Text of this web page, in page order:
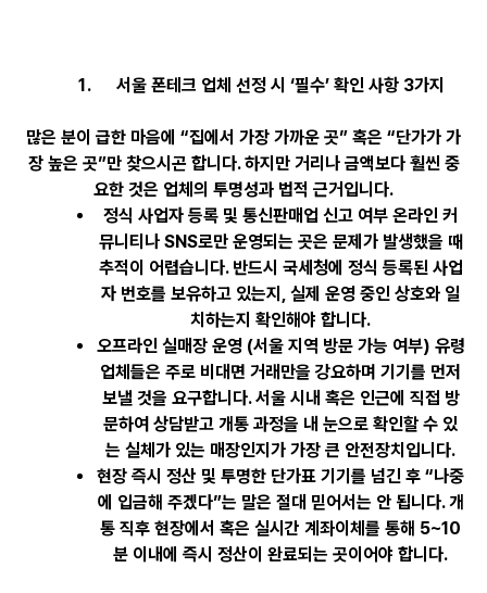
서울 폰테크 업체 선정 시 ‘필수’ 확인 사항 3가지
많은 분이 급한 마음에 “집에서 가장 가까운 곳” 혹은 “단가가 가
장 높은 곳”만 찾으시곤 합니다. 하지만 거리나 금액보다 훨씬 중
요한 것은 업체의 투명성과 법적 근거 입니다.
정식 사업자 등록 및 통신판매업 신고 여부 온라인 커
뮤니티나 SNS로만 운영되는 곳은 문제가 발생했을 때
추적이 어렵습니다. 반드시 국세청에 정식 등록된 사업
자 번호를 보유하고 있는지, 실제 운영 중인 상호와 일
치하는지 확인해야 합니다.
오프라인 실매장 운영 (서울 지역 방문 가능 여부) 유령
업체들은 주로 비대면 거래만을 강요하며 기기를 먼저
보낼 것을 요구합니다. 서울 시내 혹은 인근에 직접 방
문하여 상담받고 개통 과정을 내 눈으로 확인할 수 있
는 실체가 있는 매장인지가 가장 큰 안전장치입니다.
현장 즉시 정산 및 투명한 단가표 기기를 넘긴 후 “나중
에 입금해 주겠다”는 말은 절대 믿어서는 안 됩니다. 개
통 직후 현장에서 혹은 실시간 계좌이체를 통해 5~10
분 이내에 즉시 정산이 완료되는 곳이어야 합니다.